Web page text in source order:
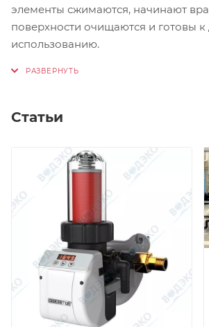
элементы сжимаются, начинают
поверхности очищаются и готовы
использованию.
Статьи